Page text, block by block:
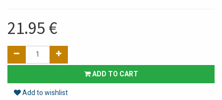
21.95 €
ADD TO CART
Add to wishlist